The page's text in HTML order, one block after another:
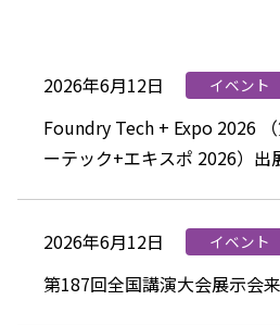
2026年6月12日 イベント
Foundry Tech + Expo 2026
ーテック+エキスポ 2026）出
2026年6月12日 イベント
第187回全国講演大会展示会